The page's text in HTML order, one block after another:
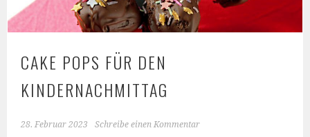
CAKE POPS FÜR DEN
KINDERNACHMITTAG
28. Februar 2023 Schreibe einen Kommentar